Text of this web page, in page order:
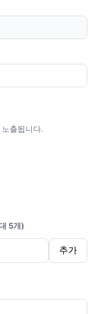
출됩니다.
5개)
추가